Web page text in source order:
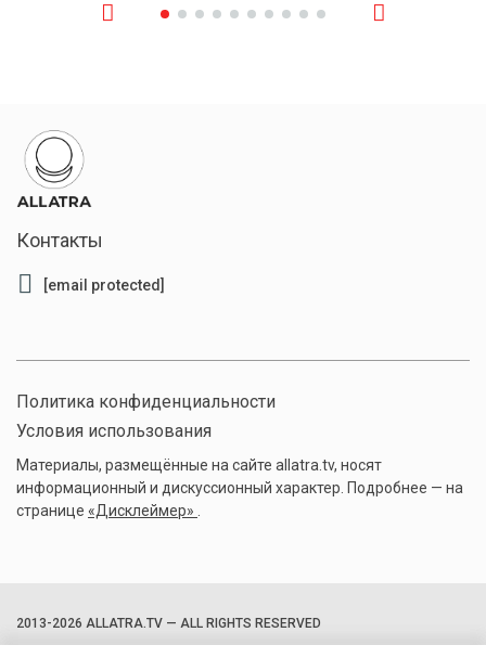
Контакты
[email protected]
Политика конфиденциальности
Условия использования
Материалы, размещённые на сайте allatra.tv, носят
информационный и дискуссионный характер. Подробнее — на
странице «Дисклеймер»
2013-2026 ALLATRA.TV — ALL RIGHTS RESERVED